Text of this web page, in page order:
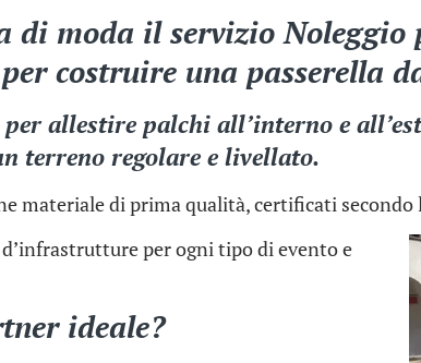
di moda il servizio Noleggio
costruire una passerella
allestire palchi all’interno e
terreno regolare e livellato.
materiale di prima qualità, certificati
per ogni tipo di evento e
ideale?